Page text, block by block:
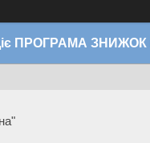
ПРОГРАМА ЗНИЖОК